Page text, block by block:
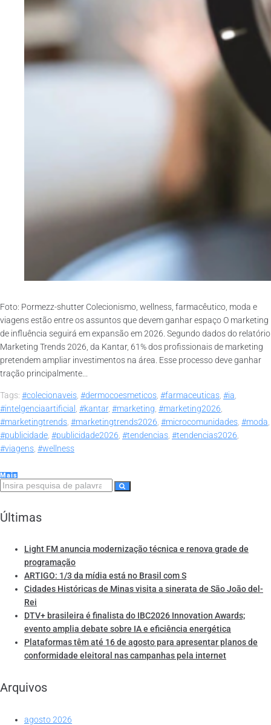
Foto: Pormezz-shutter Colecionismo, wellness, farmacêutico, moda e
viagens estão entre os assuntos que devem ganhar espaço O marketing
de influência seguirá em expansão em 2026. Segundo dados do relatório
Marketing Trends 2026, da Kantar, 61% dos profissionais de marketing
pretendem ampliar investimentos na área. Esse processo deve ganhar
tração principalmente...
Tags: #colecionaveis, #dermocoesmeticos, #farmaceuticas, #ia,
#intelgenciaartificial , #kantar, #marketing, #marketing2026,
#marketingtrends, #marketingtrends2026, #microcomunidades, #moda,
#publicidade, #publicidade2026, #tendencias, #tendencias2026,
#viagens, #wellness
Mais
Últimas
Light FM anuncia modernização técnica e renova grade de
programação
ARTIGO: 1/3 da mídia está no Brasil com S
Cidades Históricas de Minas visita a sinerata de São João del-
Rei
DTV+ brasileira é finalista do IBC2026 Innovation Awards;
evento amplia debate sobre IA e eficiência energética
Plataformas têm até 16 de agosto para apresentar planos de
conformidade eleitoral nas campanhas pela internet
Arquivos
agosto 2026